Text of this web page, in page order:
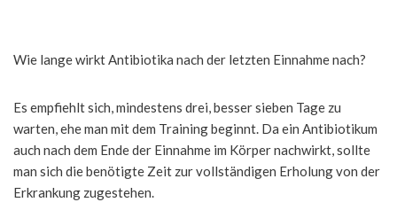
Wie lange wirkt Antibiotika nach der letzten Einnahme nach?
Es empfiehlt sich, mindestens drei, besser sieben Tage zu
warten, ehe man mit dem Training beginnt. Da ein Antibiotikum
auch nach dem Ende der Einnahme im Körper nachwirkt, sollte
man sich die benötigte Zeit zur vollständigen Erholung von der
Erkrankung zugestehen.